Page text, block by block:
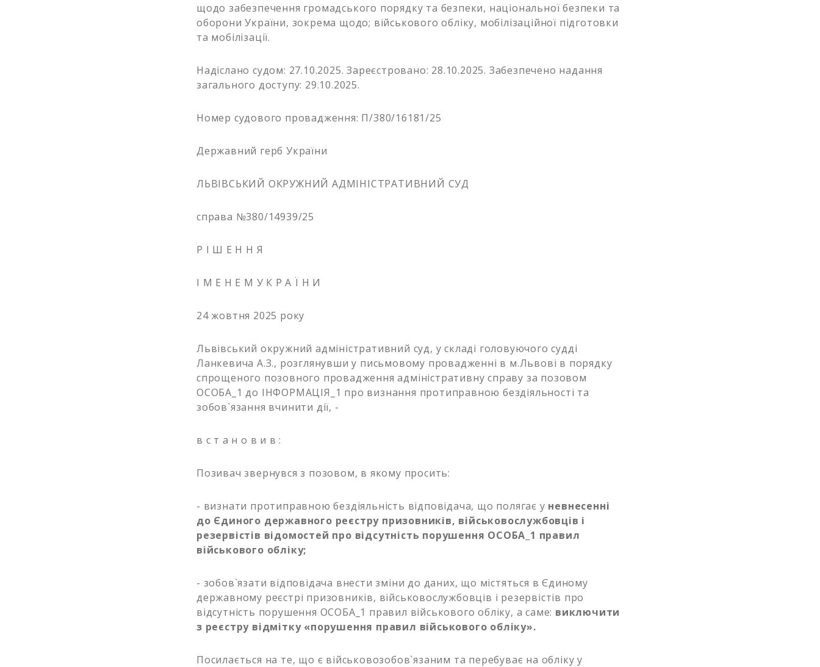
щодо забезпечення громадського порядку та безпеки, національної безпеки та
оборони України, зокрема щодо; військового обліку, мобілізаційної підготовки
та мобілізації.
Надіслано судом: 27.10.2025. Зареєстровано: 28.10.2025. Забезпечено надання
загального доступу: 29.10.2025.
Номер судового провадження: П/380/16181/25
Державний герб України
ЛЬВІВСЬКИЙ ОКРУЖНИЙ АДМІНІСТРАТИВНИЙ СУД
справа №380/14939/25
Р І Ш Е Н Н Я
І М Е Н Е М У К Р А Ї Н И
24 жовтня 2025 року
Львівський окружний адміністративний суд, у складі головуючого судді
Ланкевича А.З., розглянувши у письмовому провадженні в м.Львові в порядку
спрощеного позовного провадження адміністративну справу за позовом
ОСОБА_1 до ІНФОРМАЦІЯ_1 про визнання протиправною бездіяльності та
зобов`язання вчинити дії, -
в с т а н о в и в :
Позивач звернувся з позовом, в якому просить:
- визнати протиправною бездіяльність відповідача, що полягає у невнесенні
до Єдиного державного реєстру призовників, військовослужбовців і
резервістів відомостей про відсутність порушення ОСОБА_1 правил
військового обліку;
- зобов`язати відповідача внести зміни до даних, що містяться в Єдиному
державному реєстрі призовників, військовослужбовців і резервістів про
відсутність порушення ОСОБА_1 правил військового обліку, а саме: виключити
з реєстру відмітку «порушення правил військового обліку».
Посилається на те, що є військовозобов`язаним та перебуває на обліку у